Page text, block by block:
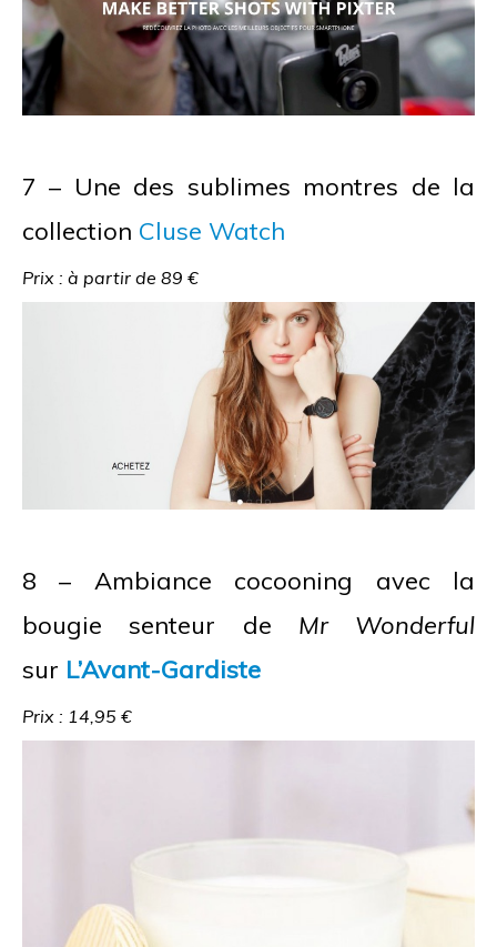
7 – Une des sublimes montres de la
collection Cluse Watch
Prix : à partir de 89 €
8 – Ambiance cocooning avec la
bougie senteur de Mr Wonderful
sur L’Avant-Gardiste
Prix : 14,95 €